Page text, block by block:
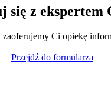
się z ekspertem
Ci opiekę
Przejdź do formularza